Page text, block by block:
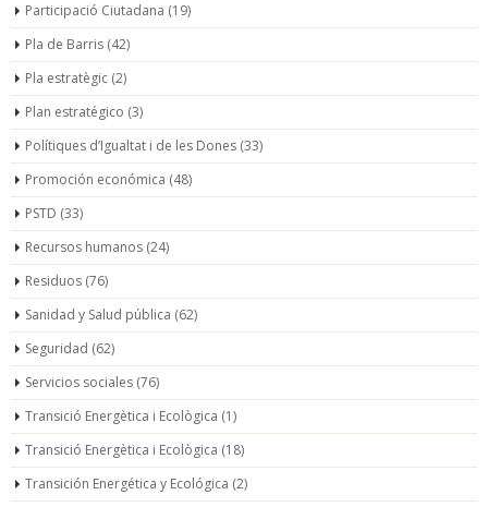
Participació Ciutadana (19)
Pla de Barris (42)
Pla estratègic (2)
Plan estratégico (3)
Polítiques d’Igualtat i de les Dones (33)
Promoción económica (48)
PSTD (33)
Recursos humanos (24)
Residuos (76)
Sanidad y Salud pública (62)
Seguridad (62)
Servicios sociales (76)
Transició Energètica i Ecològica (1)
Transició Energètica i Ecològica (18)
Transición Energética y Ecológica (2)